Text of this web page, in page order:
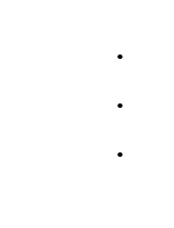
·
·
·